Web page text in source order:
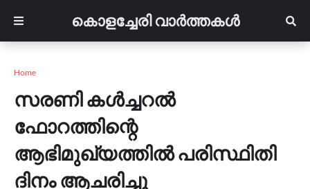
കൊളച്ചേരി വാർത്തകൾ
Home
സരണി കൾച്ചറൽ
ഫോറത്തിന്റെ
ആഭിമുഖ്യത്തിൽ പരിസ്ഥിതി
ദിനം ആചരിച്ചു